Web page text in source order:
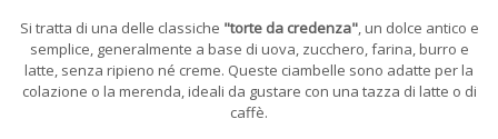
Si tratta di una delle classiche "torte da credenza", un dolce antico e
semplice, generalmente a base di uova, zucchero, farina, burro e
latte, senza ripieno né creme. Queste ciambelle sono adatte per la
colazione o la merenda, ideali da gustare con una tazza di latte o di
caffè.